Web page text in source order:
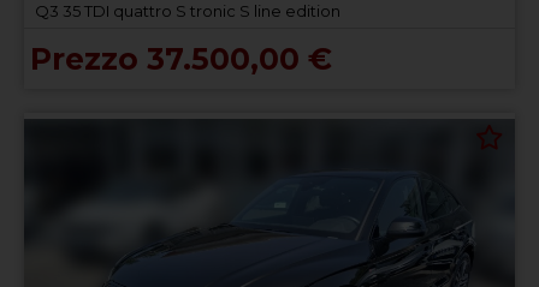
Q3 35 TDI quattro S tronic S line edition
Prezzo 37.500,00 €